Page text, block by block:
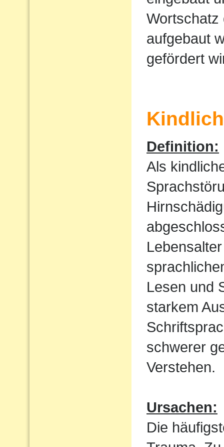
Wortschatz
aufgebaut
gefördert
Definition:
Als
Lesen und
starkem
schwerer
Verstehen.
Ursachen:
Die